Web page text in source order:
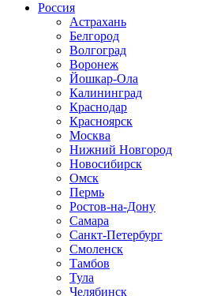
Россия
Астрахань
Белгород
Волгоград
Воронеж
Йошкар-Ола
Калининград
Краснодар
Красноярск
Москва
Нижний Новгород
Новосибирск
Омск
Пермь
Ростов-на-Дону
Самара
Санкт-Петербург
Смоленск
Тамбов
Тула
Челябинск